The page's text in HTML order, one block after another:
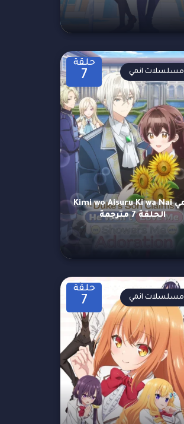
حلقة
7
انمي Kimi wo Aisuru Ki wa Nai
الحلقة 7 مترجمة
مسلسلات انمي
حلقة
7 مسلسلات انمي